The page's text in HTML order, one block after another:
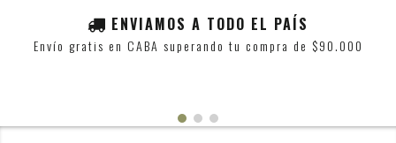
ENVIAMOS A TODO EL PAÍS
Envío gratis en CABA superando tu compra de $90.000